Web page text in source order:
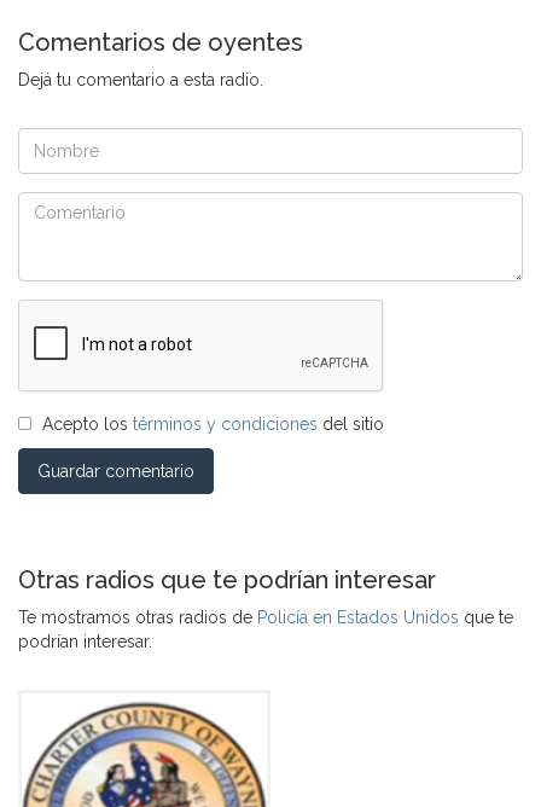
Comentarios de oyentes
Dejá tu comentario a esta radio.
Acepto los términos y condiciones del sitio
Guardar comentario
Otras radios que te podrían interesar
Te mostramos otras radios de Policía en Estados Unidos que te
podrían interesar.